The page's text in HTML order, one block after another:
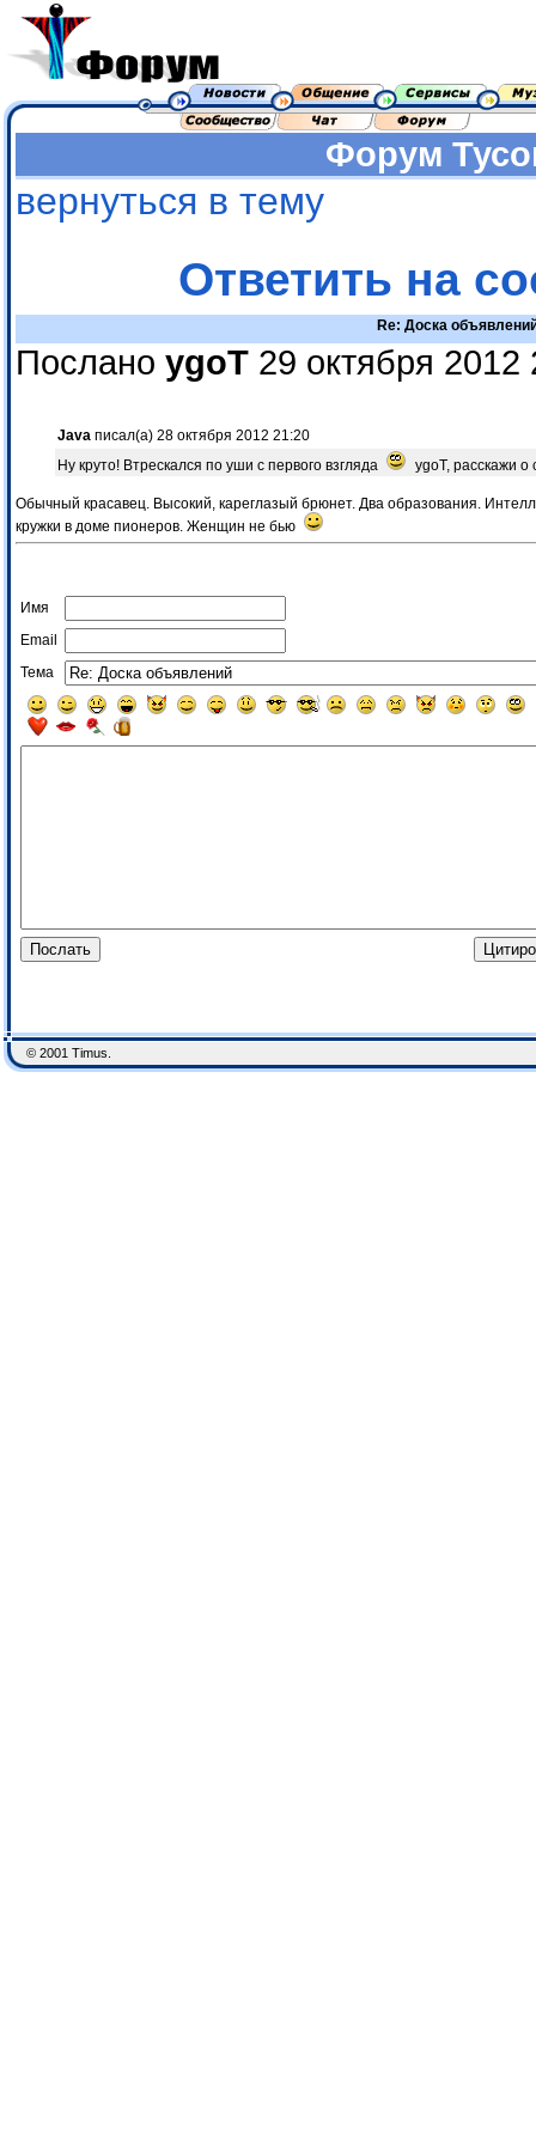
Форум
вернуться в тему
Ответить на
Re: Доска
Послано ygoT 29 октября 2012
Java писал(а) 28 октября 2012 21:20
Ну круто! Втрескался по уши с первого взгляда
ygoT, расскажи о
Обычный красавец. Высокий, кареглазый брюнет. Два образования.
кружки в доме пионеров. Женщин не бью
Имя
Email
Тема
© 2001 Timus.